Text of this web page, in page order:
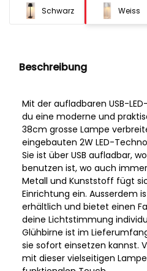
Schwarz Weiss
Beschreibung
Mit der aufladbaren USB-
du eine moderne und
38cm grosse Lampe
eingebauten 2W LED-
Sie ist über USB aufladbar,
benutzen ist, wo auch
Metall und Kunststoff fügt
Einrichtung ein. Ausserdem
erhältlich und bietet einen
deine Lichtstimmung
Glühbirne ist im
sie sofort einsetzen kannst.
mit dieser vielseitigen